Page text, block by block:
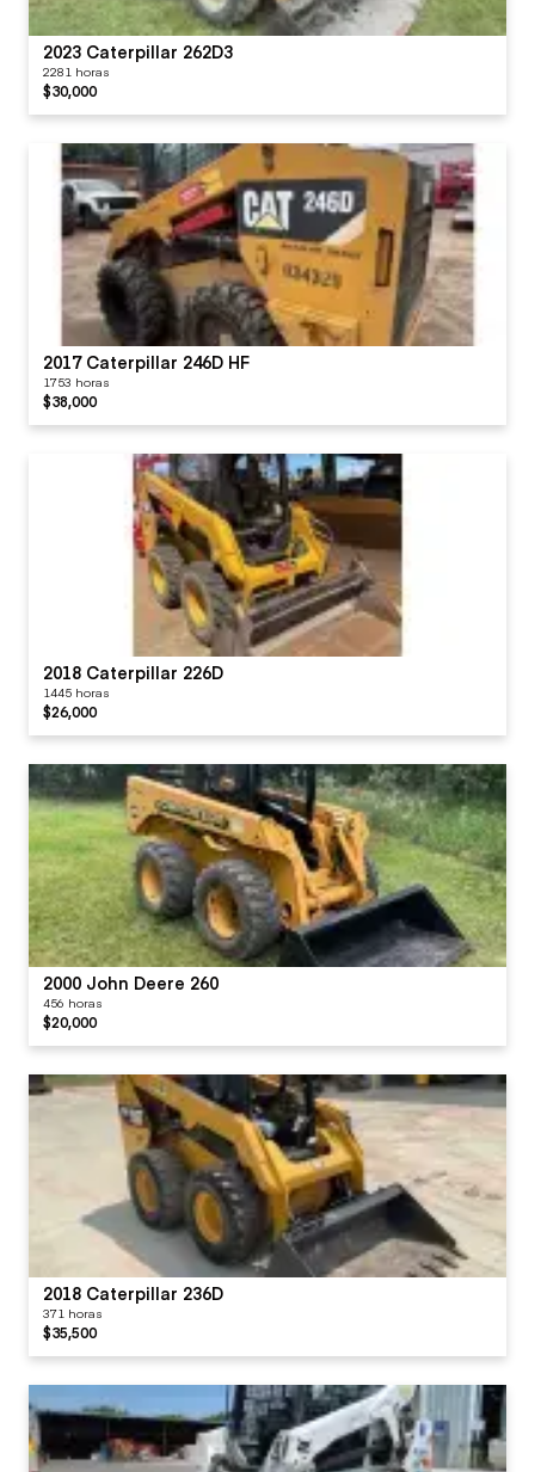
2023 Caterpillar 262D3
2281 horas
$30,000
2017 Caterpillar 246D HF
1753 horas
$38,000
2018 Caterpillar 226D
1445 horas
$26,000
2000 John Deere 260
456 horas
$20,000
2018 Caterpillar 236D
371 horas
$35,500